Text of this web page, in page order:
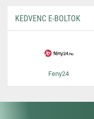
KEDVENC E-BOLTOK
Feny24